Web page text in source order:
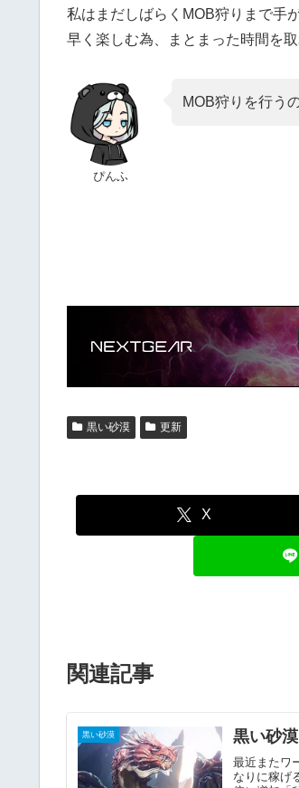
私はまだしばらくMOB狩りまで手
早く楽しむ為、まとまった時間を
ぴんふ
MOB狩りを行う
黒い砂漠 更新
X
関連記事
黒い砂漠 黒い砂
最近またワ
なりに稼げ